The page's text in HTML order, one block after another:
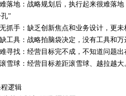
落地：战略规划后，执行起来很难落
”
抓手：缺乏创新焦点和业务设计，更未
工具：战略拍脑袋决定，没有工具和万
寻找：经营目标完不成，不知道问题出
雪球：经营目标差距滚雪球、越拉越大
逻辑